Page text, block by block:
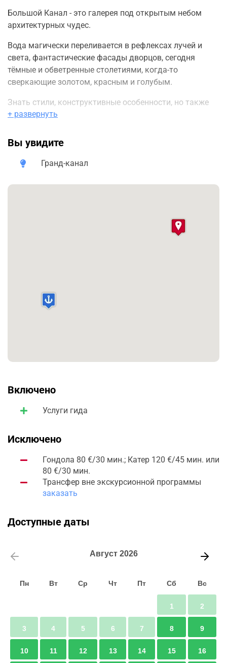
Большой Канал - это галерея под открытым небом
архитектурных чудес.
Вода магически переливается в рефлексах лучей и
света, фантастические фасады дворцов, сегодня
тёмные и обветренные столетиями, когда-то
сверкающие золотом, красным и голубым.
Знать стили, конструктивные особенности, но также
истории важных персонажей, поможет понять
Вы услышите истории Ричарда Вагнера, Д'Аннунцио и
Тициана, богатейших семей, меценатов искусства
звёзд.
+ развернуть
Вы увидите
Гранд-канал
Включено
Услуги гида
Исключено
Гондола 80 €/30 мин.; Катер 120 €/45 мин. или
80 €/30 мин.
Трансфер вне экскурсионной программы
заказать
Доступные даты
Август 2026
Пн Вт Ср Чт Пт Сб Вс
1 2
3 4 5 6 7 8 9
10 11 12 13 14 15 16